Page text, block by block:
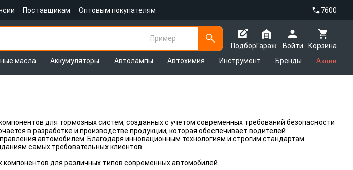
Поставщикам Оптовым покупателям 7600
Пример
Подбор
Корзина
Гараж
Войти
масла Аккумуляторы Автолампы Автохимия Инструмент Бренды Акции
для тормозных систем, созданных с учетом современных требований безопасности
в разработке и производстве продукции, которая обеспечивает водителей
автомобилем. Благодаря инновационным технологиям и строгим стандартам
самых требовательных клиентов.
для различных типов современных автомобилей.